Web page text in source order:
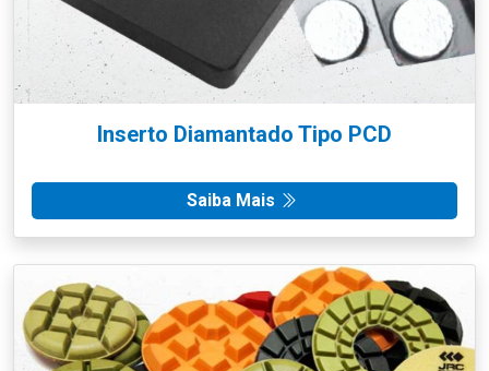
Inserto Diamantado Tipo PCD
Saiba Mais